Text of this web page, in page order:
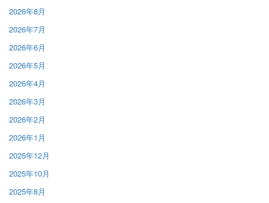
2026年8月
2026年7月
2026年6月
2026年5月
2026年4月
2026年3月
2026年2月
2026年1月
2025年12月
2025年10月
2025年8月